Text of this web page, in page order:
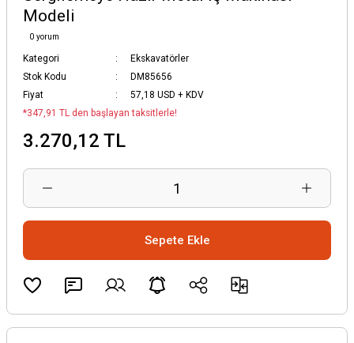
Modeli
0 yorum
Kategori
Ekskavatörler
Stok Kodu
DM85656
Fiyat
57,18 USD + KDV
*347,91 TL den başlayan taksitlerle!
3.270,12 TL
Sepete Ekle